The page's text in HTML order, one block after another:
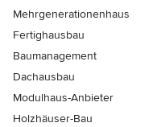
Mehrgenerationenhaus
Fertighausbau
Baumanagement
Dachausbau
Modulhaus-Anbieter
Holzhäuser-Bau